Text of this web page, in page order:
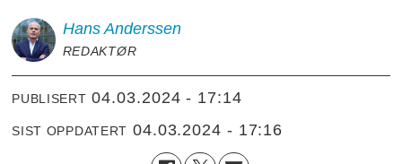
Hans Anderssen
REDAKTØR
PUBLISERT 04.03.2024 - 17:14
SIST OPPDATERT 04.03.2024 - 17:16